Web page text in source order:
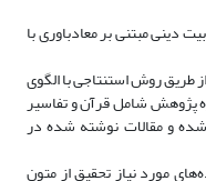
مبتنی بر معادباوری با
طریق روش استنتاجی با الگوی
پژوهش شامل قرآن و تفاسیر
و مقالات نوشته شده در
مورد نیاز تحقیق از متون